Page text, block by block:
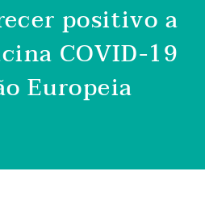
positivo a
COVID-19
Europeia